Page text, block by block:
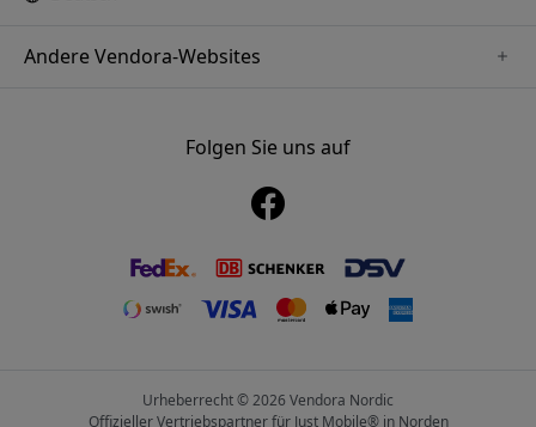
Andere Vendora-Websites
www.nordicsmartlight.seFolgen Sie uns auf
Urheberrecht © 2026 Vendora Nordic
Offizieller Vertriebspartner für Just Mobile® in Norden